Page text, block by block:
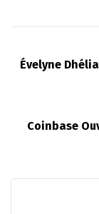
Évelyne
Coinbase